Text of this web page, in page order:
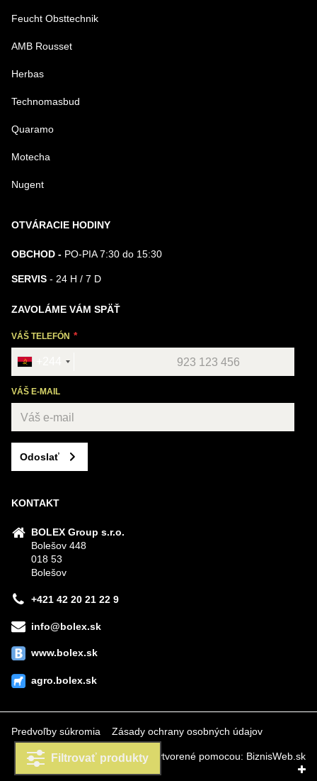
Filtrovať produkty
Feucht Obsttechnik
AMB Rousset
Herbas
Technomasbud
Quaramo
Motecha
Nugent
OTVÁRACIE HODINY
OBCHOD - PO-PIA 7:30 do 15:30
SERVIS - 24 H / 7 D
ZAVOLÁME VÁM SPÄŤ
VÁŠ TELEFÓN
VÁŠ E-MAIL
Odoslať
KONTAKT
BOLEX Group s.r.o.
Bolešov 448
018 53
Bolešov
+421 42 20 21 22 9
info@bolex.sk
www.bolex.sk
agro.bolex.sk
Predvoľby súkromia Zásady ochrany osobných údajov
Vytvorené pomocou: BiznisWeb.sk